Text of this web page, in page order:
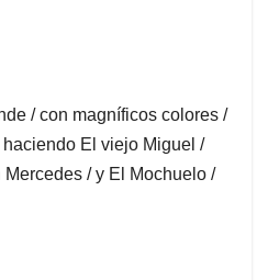
/ con magníficos colores /
El viejo Miguel /
/ y El Mochuelo /